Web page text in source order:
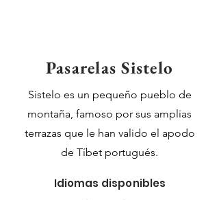
Pasarelas Sistelo
Sistelo es un pequeño pueblo de
montaña, famoso por sus amplias
terrazas que le han valido el apodo
de Tíbet portugués.
Idiomas disponibles